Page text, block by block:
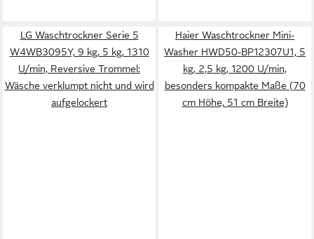
LG Waschtrockner Serie 5
W4WB3095Y, 9 kg, 5 kg, 1310
U/min, Reversive Trommel:
Wäsche verklumpt nicht und wird
aufgelockert
Haier Waschtrockner Mini-
Washer HWD50-BP12307U1, 5
kg, 2,5 kg, 1200 U/min,
besonders kompakte Maße (70
cm Höhe, 51 cm Breite)